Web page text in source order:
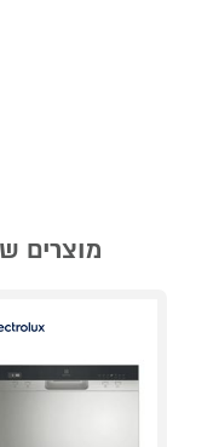
מוצרים